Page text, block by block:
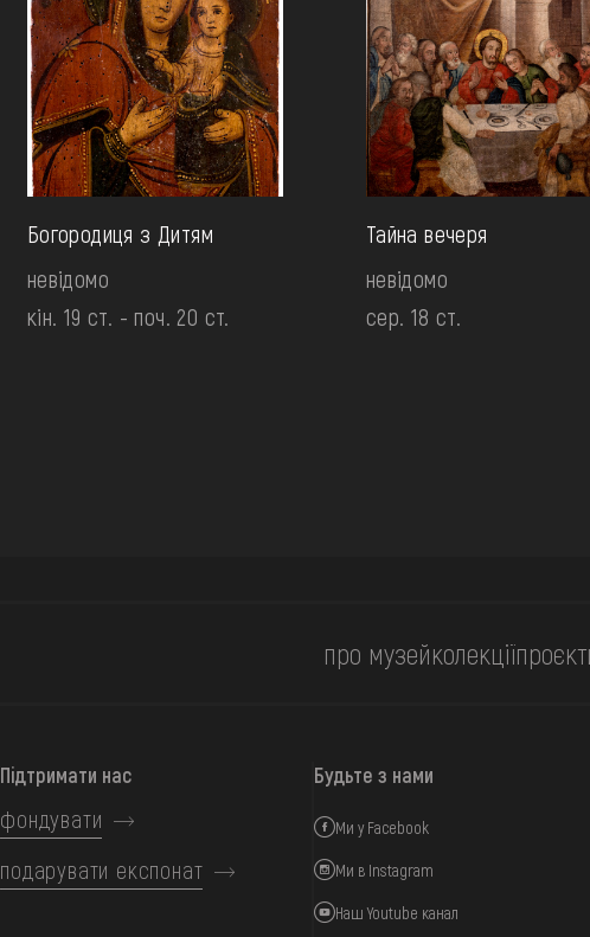
Богородиця з Дитям
невідомо
кін. 19 ст. - поч. 20 ст.
Тайна вечеря
невідомо
сер. 18 ст.
про музейколекції
Підтримати нас
фондувати
подарувати експонат
Будьте з нами
Ми у Facebook
Ми в Instagram
Наш Youtube канал